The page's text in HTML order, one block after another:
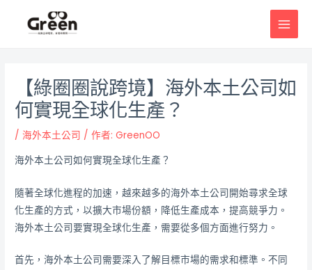
【綠圈圈說跨境】海外本土公司如
何實現全球化生產？
/ 海外本土公司 / 作者:GreenOO
海外本土公司如何實現全球化生產？
隨著全球化進程的加速，越來越多的海外本土公司開始尋求全球
化生產的方式，以擴大市場份額，降低生產成本，提高競爭力。
海外本土公司要實現全球化生產，需要從多個方面進行努力。
首先，海外本土公司需要深入了解目標市場的需求和標準。不同